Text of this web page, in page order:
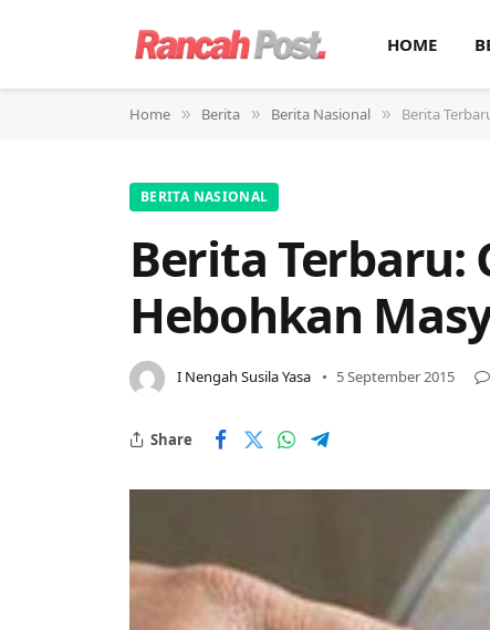
HOME
Home » Berita » Berita Nasional » Berita
BERITA NASIONAL
Berita Terbaru:
Hebohkan
I Nengah Susila Yasa 5 September 2015
Share